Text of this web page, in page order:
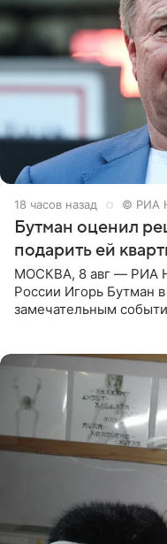
18 часов назад © РИА
Бутман оценил
подарить ей
МОСКВА, 8 авг — РИА
России Игорь Бутман
замечательным